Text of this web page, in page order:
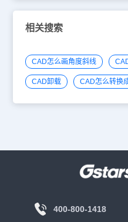
相关搜索
CAD怎么画角度斜线
CAD卸载 CAD怎么转换
400-800-1418